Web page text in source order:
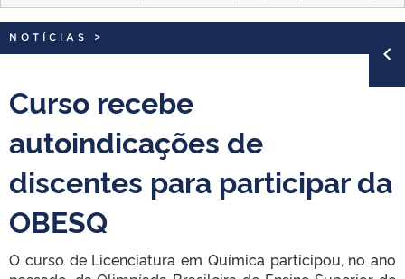
EDITAIS
INTERNACIONAL
PORTARIAS
NOTÍCIAS >
Curso recebe
autoindicações de
discentes para participar da
OBESQ
O curso de Licenciatura em Química participou, no ano